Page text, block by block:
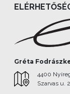
Gréta
4400
Szarvas u.